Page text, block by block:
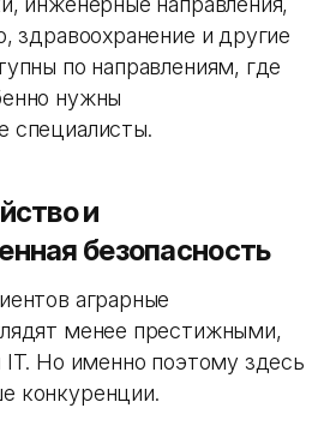
здравоохранение и другие
по направлениям, где
нужны
специалисты.
и
безопасность
аграрные
менее престижными,
Но именно поэтому здесь
конкуренции.